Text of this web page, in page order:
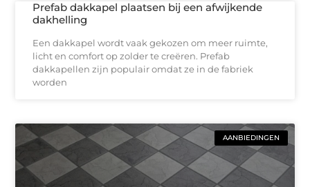
Prefab dakkapel plaatsen bij een afwijkende
dakhelling
Een dakkapel wordt vaak gekozen om meer ruimte,
licht en comfort op zolder te creëren. Prefab
dakkapellen zijn populair omdat ze in de fabriek
worden
AANBIEDINGEN